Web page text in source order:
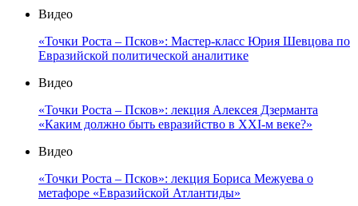
Видео
«Точки Роста – Псков»: Мастер-класс Юрия Шевцова по
Евразийской политической аналитике
Видео
«Точки Роста – Псков»: лекция Алексея Дзерманта
«Каким должно быть евразийство в XXI-м веке?»
Видео
«Точки Роста – Псков»: лекция Бориса Межуева о
метафоре «Евразийской Атлантиды»